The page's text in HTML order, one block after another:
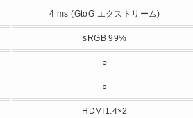
4 ms (GtoG エクストリーム)
sRGB 99%
○
○
HDMI1.4×2